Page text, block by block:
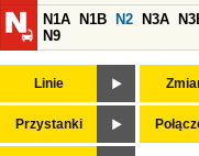
N1A
N1B N2 N3A
N9
Linie
Przystanki